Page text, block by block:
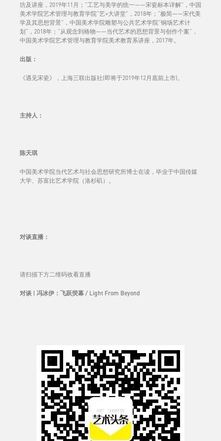
坊及讲座，2019年11月；“工艺与美学的统一——宋瓷标本详解”，中国
美术学院艺术管理与教育学院“艺+大讲堂”，2018年；“极简——宋代美
学及其思想背景”，中国美术学院雕塑与公共艺术学院“铜场艺术计
划”，2018年；“从观念到格物——当代艺术的思想背景与创作个案”，
中国美术学院艺术管理与教育学院美术教育系讲座，2017年。
出版：
《遇⻅宋瓷》，上海三联出版社(即将于2019年12月底前上市)。
主持人 ：
陈天琪
中国美术学院当代艺术与社会思想研究所博士在读，毕业于中国传媒
大学、苏富比艺术学院（洛杉矶）。
对谈直播 ：
请扫描下方二维码收看直播
对谈 | 冯冰伊： 飞跃荧幕 / Light From Beyond